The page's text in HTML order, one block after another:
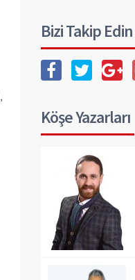
Bizi Takip Edin
Köşe Yazarları